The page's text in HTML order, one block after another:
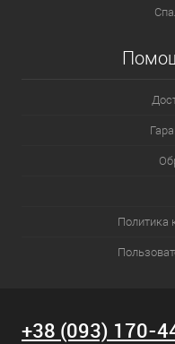
Политика
+38 (093) 170-